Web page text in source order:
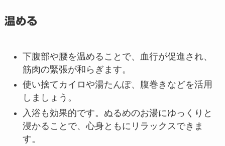
温める
下腹部や腰を温めることで、血行が促進され、
筋肉の緊張が和らぎます。
使い捨てカイロや湯たんぽ、腹巻きなどを活用
しましょう。
入浴も効果的です。ぬるめのお湯にゆっくりと
浸かることで、心身ともにリラックスできま
す。